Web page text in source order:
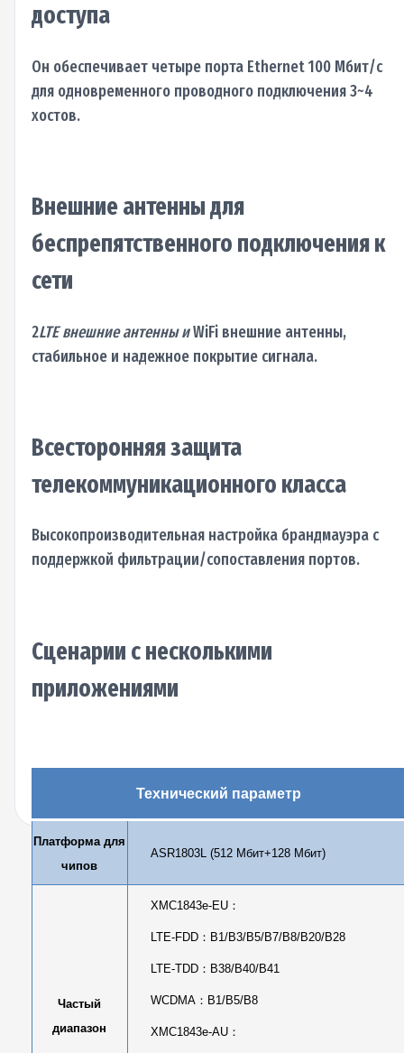
доступа
Он обеспечивает четыре порта Ethernet 100 Мбит/с
для одновременного проводного подключения 3~4
хостов.
Внешние антенны для
беспрепятственного подключения к
сети
2LTE внешние антенны иWiFi внешние антенны,
стабильное и надежное покрытие сигнала.
Всесторонняя защита
телекоммуникационного класса
Высокопроизводительная настройка брандмауэра с
поддержкой фильтрации/сопоставления портов.
Сценарии с несколькими
приложениями
Технический параметр
Платформа для
чипов
ASR1803L (512 Мбит+128 Мбит)
Частый
диапазон
XMC1843e-EU：
LTE-FDD： B1/B3/B5/B7/B8/B20/B28
LTE-TDD： B38/B40/B41
WCDMA： B1/B5/B8
XMC1843e-AU：